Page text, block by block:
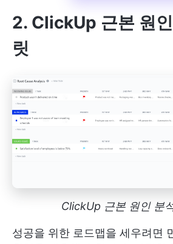
2. ClickUp 근본 원
릿
ClickUp 근본 원인 분
성공을 위한 로드맵을 세우려면